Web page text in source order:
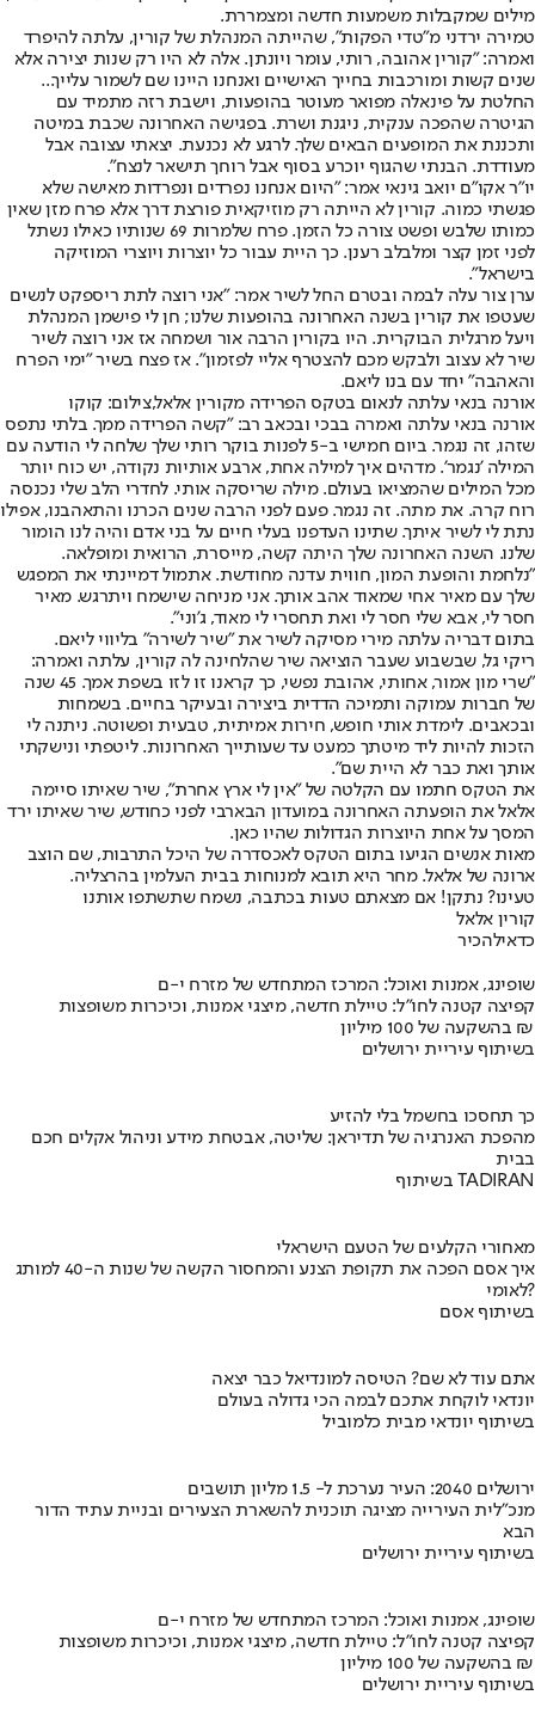
מילים שמקבלות משמעות חדשה ומצמררת.
טמירה ירדני מ"טדי הפקות", שהייתה המנהלת של קורין, עלתה להיפרד
ואמרה: "קורין אהובה, רותי, עומר ויונתן. אלה לא היו רק שנות יצירה אלא
שנים קשות ומורכבות בחייך האישיים ואנחנו היינו שם לשמור עלייך...
החלטת על פינאלה מפואר מעוטר בהופעות, וישבת רזה מתמיד עם
הגיטרה שהפכה ענקית, ניגנת ושרת. בפגישה האחרונה שכבת במיטה
ותכננת את המופעים הבאים שלך. לרגע לא נכנעת. יצאתי עצובה אבל
מעודדת. הבנתי שהגוף יוכרע בסוף אבל רוחך תישאר לנצח".
יו"ר אקו"ם יואב גינאי אמר: "היום אנחנו נפרדים ונפרדות מאישה שלא
פגשתי כמוה. קורין לא הייתה רק מוזיקאית פורצת דרך אלא פרח מזן שאין
כמותו שלבש ופשט צורה כל הזמן. פרח שלמרות 69 שנותיו כאילו נשתל
לפני זמן קצר ומלבלב רענן. כך היית עבור כל יוצרות ויוצרי המוזיקה
בישראל".
ערן צור עלה לבמה ובטרם החל לשיר אמר: "אני רוצה לתת ריספקט לנשים
שעטפו את קורין בשנה האחרונה בהופעות שלנו; חן לי פישמן המנהלת
ויעל מרגלית הבוקרית. היו בקורין הרבה אור ושמחה אז אני רוצה לשיר
שיר לא עצוב ולבקש מכם להצטרף אליי לפזמון". אז פצח בשיר "ימי הפרח
והאהבה" יחד עם בנו ליאם.
אורנה בנאי עלתה לנאום בטקס הפרידה מקורין אלאל,צילום: קוקו
אורנה בנאי עלתה ואמרה בבכי ובכאב רב: "קשה הפרידה ממך. בלתי נתפס
שזהו, זה נגמר. ביום חמישי ב-5 לפנות בוקר רותי שלך שלחה לי הודעה עם
המילה 'נגמר'. מדהים איך למילה אחת, ארבע אותיות נקודה, יש כוח יותר
מכל המילים שהמציאו בעולם. מילה שריסקה אותי. לחדרי הלב שלי נכנסה
רוח קרה. את מתה. זה נגמר. פעם לפני הרבה שנים הכרנו והתאהבנו, אפילו
נתת לי לשיר איתך. שתינו העדפנו בעלי חיים על בני אדם והיה לנו הומור
שלנו. השנה האחרונה שלך היתה קשה, מייסרת, הרואית ומופלאה.
"נלחמת והופעת המון, חווית עדנה מחודשת. אתמול דמיינתי את המפגש
שלך עם מאיר אחי שמאוד אהב אותך. אני מניחה שישמח ויתרגש. מאיר
חסר לי, אבא שלי חסר לי ואת תחסרי לי מאוד, ג'וני".
בתום דבריה עלתה מירי מסיקה לשיר את "שיר לשירה" בליווי ליאם.
ריקי גל, שבשבוע שעבר הוציאה שיר שהלחינה לה קורין, עלתה ואמרה:
"שרי מון אמור, אחותי, אהובת נפשי, כך קראנו זו לזו בשפת אמך. 45 שנה
של חברות עמוקה ותמיכה הדדית ביצירה ובעיקר בחיים. בשמחות
ובכאבים. לימדת אותי חופש, חירות אמיתית, טבעית ופשוטה. ניתנה לי
הזכות להיות ליד מיטתך כמעט עד שעותייך האחרונות. ליטפתי ונישקתי
אותך ואת כבר לא היית שם".
את הטקס חתמו עם הקלטה של "אין לי ארץ אחרת", שיר שאיתו סיימה
אלאל את הופעתה האחרונה במועדון הבארבי לפני כחודש, שיר שאיתו ירד
המסך על אחת היוצרות הגדולות שהיו כאן.
מאות אנשים הגיעו בתום הטקס לאכסדרה של היכל התרבות, שם הוצב
ארונה של אלאל. מחר היא תובא למנוחות בבית העלמין בהרצליה.
טעינו? נתקן! אם מצאתם טעות בכתבה, נשמח שתשתפו אותנו
קורין אלאל
כדאילהכיר
שופינג, אמנות ואוכל: המרכז המתחדש של מזרח י-ם
קפיצה קטנה לחו"ל: טיילת חדשה, מיצגי אמנות, וכיכרות משופצות
בהשקעה של 100 מיליון ₪
בשיתוף עיריית ירושלים
כך תחסכו בחשמל בלי להזיע
מהפכת האנרגיה של תדיראן: שליטה, אבטחת מידע וניהול אקלים חכם
בבית
בשיתוף TADIRAN
מאחורי הקלעים של הטעם הישראלי
איך אסם הפכה את תקופת הצנע והמחסור הקשה של שנות ה-40 למותג
לאומי?
בשיתוף אסם
אתם עוד לא שם? הטיסה למונדיאל כבר יצאה
יונדאי לוקחת אתכם לבמה הכי גדולה בעולם
בשיתוף יונדאי מבית כלמוביל
ירושלים 2040: העיר נערכת ל- 1.5 מליון תושבים
מנכ"לית העירייה מציגה תוכנית להשארת הצעירים ובניית עתיד הדור
הבא
בשיתוף עיריית ירושלים
שופינג, אמנות ואוכל: המרכז המתחדש של מזרח י-ם
קפיצה קטנה לחו"ל: טיילת חדשה, מיצגי אמנות, וכיכרות משופצות
בהשקעה של 100 מיליון ₪
בשיתוף עיריית ירושלים